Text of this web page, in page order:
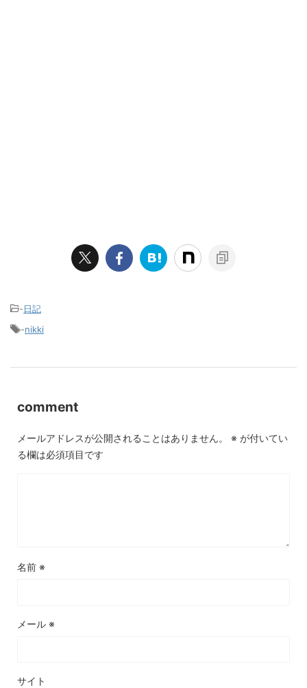
-日記
-nikki
comment
メールアドレスが公開されることはありません。 ※ が付いてい
る欄は必須項目です
名前 ※
メール ※
サイト